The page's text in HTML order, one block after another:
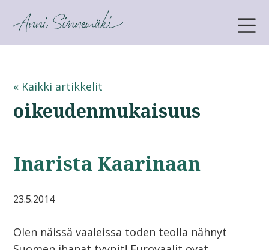
ANNI SINNEMÄKI
« Kaikki artikkelit
oikeudenmukaisuus
Inarista Kaarinaan
23.5.2014
Olen näissä vaaleissa toden teolla nähnyt